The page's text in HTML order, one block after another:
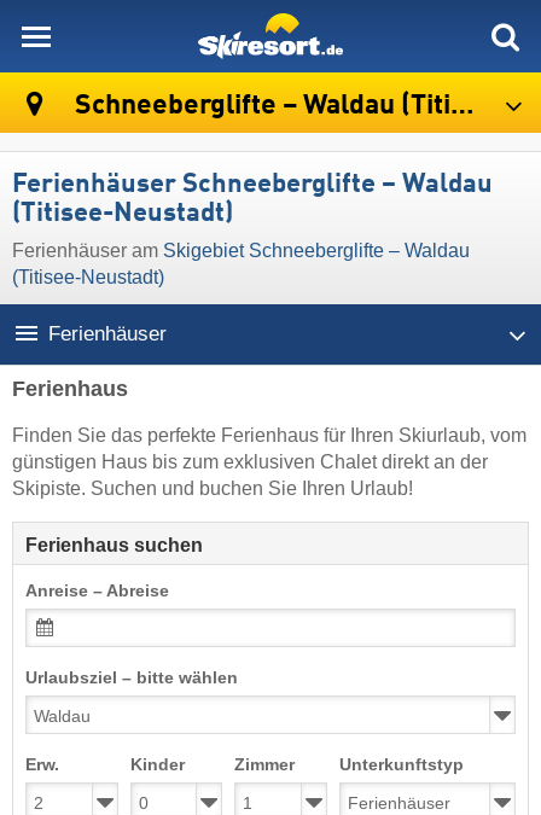
Schneeberglifte – Waldau (Titisee-Neustadt)
Ferienhäuser Schneeberglifte – Waldau
(Titisee-Neustadt)
Ferienhäuser am Skigebiet Schneeberglifte – Waldau
(Titisee-Neustadt)
Ferienhäuser
Ferienhaus
Finden Sie das perfekte Ferienhaus für Ihren Skiurlaub, vom
günstigen Haus bis zum exklusiven Chalet direkt an der
Skipiste. Suchen und buchen Sie Ihren Urlaub!
Ferienhaus suchen
Anreise – Abreise
Urlaubsziel – bitte wählen
Erw. Kinder Zimmer Unterkunftstyp